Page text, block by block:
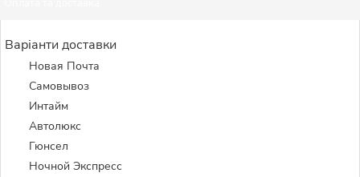
Варіанти доставки
Новая Почта
Самовывоз
Интайм
Автолюкс
Гюнсел
Ночной Экспресс